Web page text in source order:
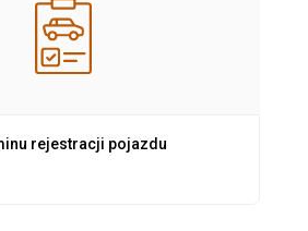
rejestracji pojazdu